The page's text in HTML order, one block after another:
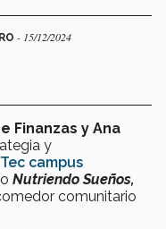
- 15/12/2024
Finanzas y Ana
y
Tec campus
Nutriendo Sueños,
comunitario